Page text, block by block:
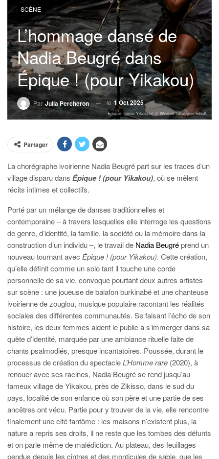
SCÈNE
L’hommage dansé de
Nadia Beugré dans
Épique ! (pour Yikakou)
Par Julia Percheron le 1 Oct 2025
Épique! (pour Yikakou) © Werner Strouven RhoK
Partager
La chorégraphe ivoirienne Nadia Beugré part sur les traces d’un
village disparu dans Épique ! (pour Yikakou), où se mêlent
récits intimes et collectifs.
Porté par un mélange de danses traditionnelles et
contemporaine – à travers lesquelles elle interroge les questions
de genre, d’identité, la famille, la société ou la mémoire dans la
construction d’un individu –, le travail de Nadia Beugréprend un
nouveau tournant avec Épique ! (pour Yikakou). Cette création,
qu’elle définit comme un solo tant il touche une corde
personnelle de sa vie, convoque pourtant deux autres artistes
sur scène : une joueuse de balafon burkinabé et une chanteuse
ivoirienne de zouglou, musique populaire racontant les réalités
sociales des différentes communautés. Se faisant l’écho de son
histoire, les deux femmes aident le public à s’immerger dans sa
quête d’identité, marquée par une ambiance rituelle faite de
chants psalmodiés, presque incantatoires. Poussée, durant le
processus de création du spectacleL’Homme rare (2020), à
renouer avec ses racines, Nadia Beugré se rend jusqu’au
fameux village de Yikakou, près de Zikisso, dans le sud du
pays, localité de son enfance où son père et une partie de ses
ancêtres ont vécu. Partie pour y trouver de la vie, elle rencontre
finalement une cité fantôme : les maisons n’existent plus, la
nature a repris ses droits, il ne reste que les tombes des défunts
et on parle même de malédiction. Au plateau, des feuillages
pendus depuis les cintres et des monticules de sable, que les